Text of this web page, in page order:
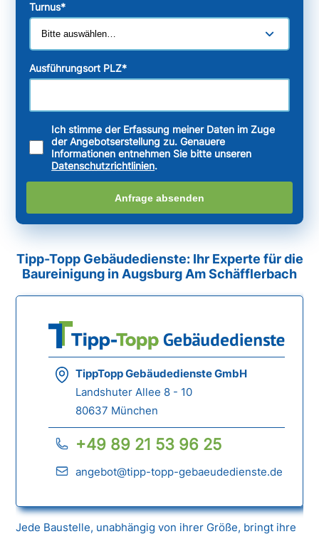
Turnus*
Ausführungsort PLZ*
Ich stimme der Erfassung meiner Daten im Zuge
der Angebotserstellung zu. Genauere
Informationen entnehmen Sie bitte unseren
Datenschutzrichtlinien.
Anfrage absenden
Tipp-Topp Gebäudedienste: Ihr Experte für die
Baureinigung in Augsburg Am Schäfflerbach
TippTopp Gebäudedienste GmbH
Landshuter Allee 8 - 10
80637 München
+49 89 21 53 96 25
angebot@tipp-topp-gebaeudedienste.de
Jede Baustelle, unabhängig von ihrer Größe, bringt ihre